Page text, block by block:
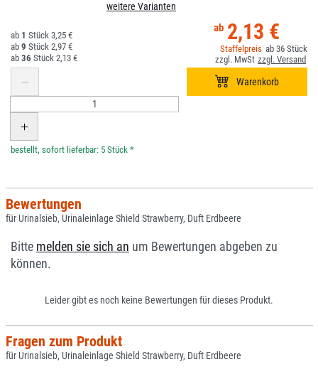
weitere Varianten
2,13 €
36
1
3,25 €
9
2,97 €
36
2,13 €
*
Bewertungen
für Urinalsieb, Urinaleinlage Shield Strawberry, Duft Erdbeere
Bitte melden sie sich an um Bewertungen abgeben zu
können.
Leider gibt es noch keine Bewertungen für dieses Produkt.
Fragen zum Produkt
für Urinalsieb, Urinaleinlage Shield Strawberry, Duft Erdbeere